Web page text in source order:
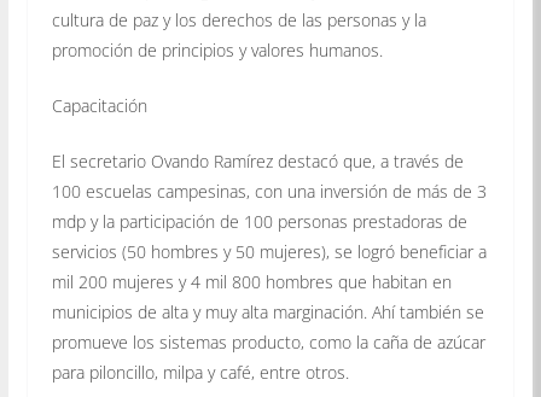
cultura de paz y los derechos de las personas y la
promoción de principios y valores humanos.
Capacitación
El secretario Ovando Ramírez destacó que, a través de
100 escuelas campesinas, con una inversión de más de 3
mdp y la participación de 100 personas prestadoras de
servicios (50 hombres y 50 mujeres), se logró beneficiar a
mil 200 mujeres y 4 mil 800 hombres que habitan en
municipios de alta y muy alta marginación. Ahí también se
promueve los sistemas producto, como la caña de azúcar
para piloncillo, milpa y café, entre otros.